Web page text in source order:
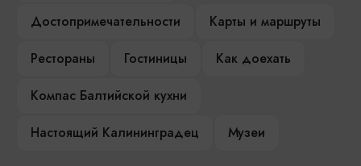
Достопримечательности
Карты и маршруты
Рестораны
Гостиницы
Как доехать
Компас Балтийской кухни
Настоящий Калининградец
Музеи